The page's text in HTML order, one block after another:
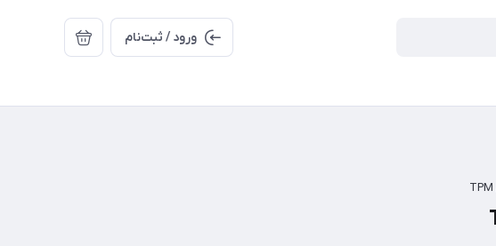
ورود / ثبت‌نام